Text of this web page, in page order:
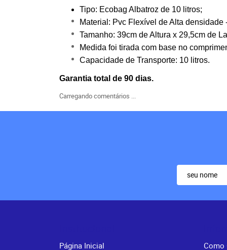
Tipo: Ecobag Albatroz de 10 litros;
Material: Pvc Flexível de Alta
Tamanho: 39cm de Altura x 29,5cm de
Medida foi tirada com base no
Capacidade de Transporte: 10 litros.
Garantia total de 90 dias.
Carregando comentários ...
Página Inicial Como